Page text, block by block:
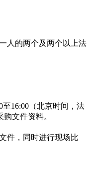
人的两个及两个以上法
至16:00（北京时间，法
文件资料。
件，同时进行现场比